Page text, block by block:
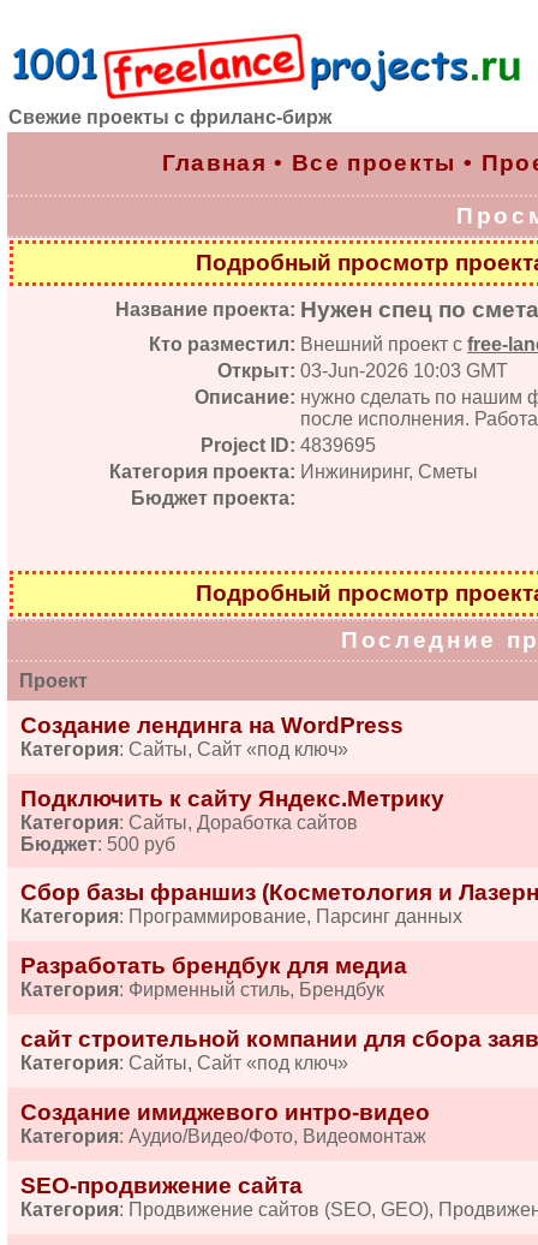
Свежие проекты с фриланс-бирж
Главная • Все проекты •
Подробный просмотр
Название проекта: Нужен спец по
Кто разместил: Внешний проект с free-
Открыт: 03-Jun-2026 10:03 GMT
Описание: нужно сделать по нашим
после исполнения.
Project ID: 4839695
Категория проекта: Инжиниринг, Сметы
Бюджет проекта:
Подробный просмотр
Последние
Проект
Создание лендинга на WordPress
Категория: Сайты, Сайт «под ключ»
Подключить к сайту Яндекс.Метрику
Категория: Сайты, Доработка сайтов
Бюджет: 500 руб
Сбор базы франшиз (Косметология и
Категория: Программирование, Парсинг данных
Разработать брендбук для медиа
Категория: Фирменный стиль, Брендбук
сайт строительной компании для сбора
Категория: Сайты, Сайт «под ключ»
Создание имиджевого интро-видео
Категория: Аудио/Видео/Фото, Видеомонтаж
SEO-продвижение сайта
Категория: Продвижение сайтов (SEO, GEO),